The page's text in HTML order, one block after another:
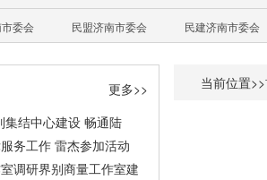
委会 民盟济南市委会 民建济南市委会
更多>>
集结中心建设 畅通陆
务工作 雷杰参加活动
调研界别商量工作室建
当前位置>>